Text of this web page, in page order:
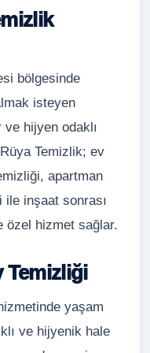
bölgesinde
isteyen
hijyen odaklı
Temizlik; ev
apartman
inşaat sonrası
özel hizmet sağlar.
Temizliği
yaşam
ve hijyenik hale